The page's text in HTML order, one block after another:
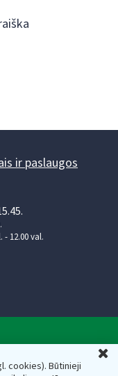
cookies). Būtinieji
ir paslaugos
12.00 val.